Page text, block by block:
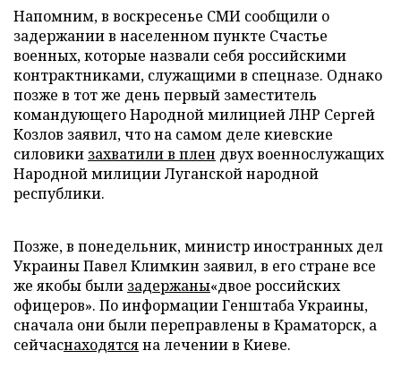
Напомним, в воскресенье СМИ сообщили о
задержании в населенном пункте Счастье
военных, которые назвали себя российскими
контрактниками, служащими в спецназе. Однако
позже в тот же день первый заместитель
командующего Народной милицией ЛНР Сергей
Козлов заявил, что на самом деле киевские
силовики захватили в плен двух военнослужащих
Народной милиции Луганской народной
республики.
Позже, в понедельник, министр иностранных дел
Украины Павел Климкин заявил, в его стране все
же якобы были задержаны«двое российских
офицеров». По информации Генштаба Украины,
сначала они были переправлены в Краматорск, а
сейчаснаходятсяна лечении в Киеве.